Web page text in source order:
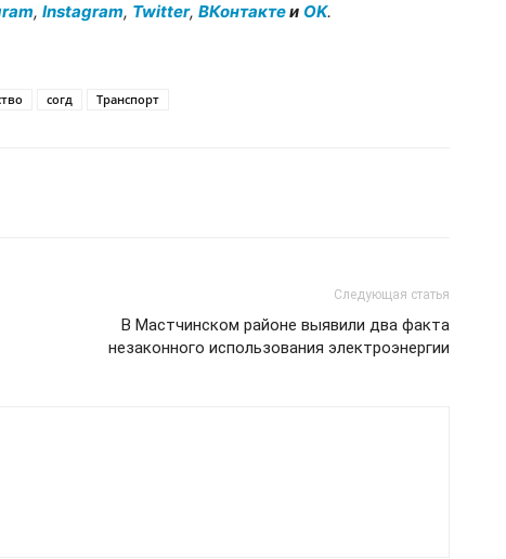
, Instagram, Twitter, ВКонтактеи OK.
согд Транспорт
Следующая статья
В Мастчинском районе выявили два факта
незаконного использования электроэнергии